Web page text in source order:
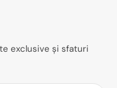
exclusive și sfaturi